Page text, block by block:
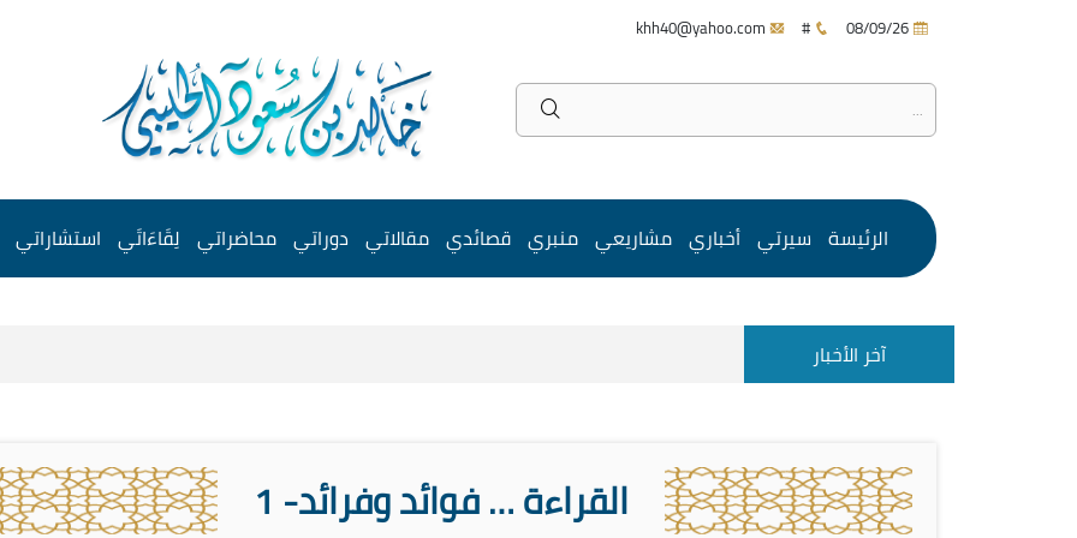
#
الرئيسة سيرتي أخباري مشاريعي منبري قصائدي مقالاتي دوراتي محاضراتي لِقَاءَاتَي استشاراتي
آخر الأخبار
القراءة … فوائد وفرائد- 1